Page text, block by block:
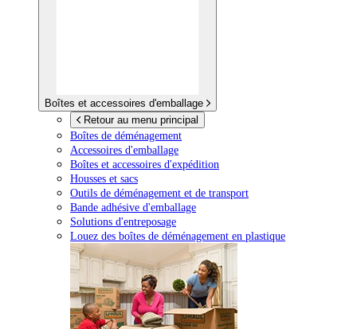
Boîtes et accessoires d'emballage
Retour au menu principal
Boîtes de déménagement
Accessoires d'emballage
Boîtes et accessoires d'expédition
Housses et sacs
Outils de déménagement et de transport
Bande adhésive d'emballage
Solutions d'entreposage
Louez des boîtes de déménagement en plastique